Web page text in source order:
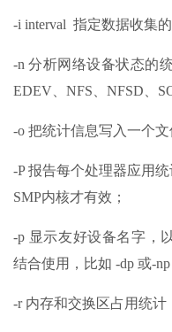
-i interval 指定数据收集
-n 分析网络设备状态的
EDEV、NFS、NFSD、
-o 把统计信息写入一个文
-P 报告每个处理器应用
SMP内核才有效；
-p 显示友好设备名字，
结合使用，比如 -dp 或-np
-r 内存和交换区占用统计